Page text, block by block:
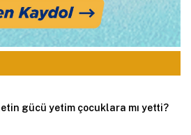
gücü yetim çocuklara mı yetti?